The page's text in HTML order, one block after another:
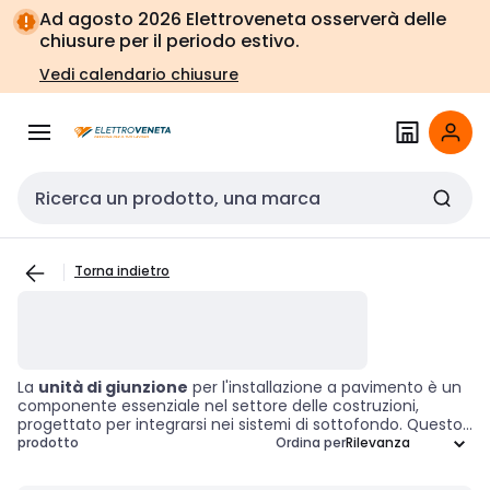
Vai alla
navigazione
Vai
alla
pagina
Ad agosto 2026 Elettroveneta osserverà delle
chiusure per il periodo estivo.
Vedi calendario chiusure
Cerca input
Torna indietro
La unità di giunzione per l'installazione a pavimento è un
componente essenziale nel settore delle costruzioni,
progettato per integrarsi nei sistemi di sottofondo. Questo
accessorio permette una connessione efficace e una
prodotto Ordina per